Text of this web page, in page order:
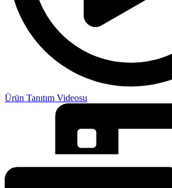
Ürün Tanıtım Videosu